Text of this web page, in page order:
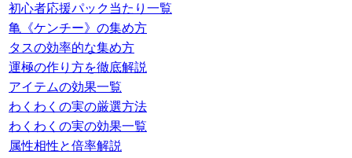
初心者応援パック当たり一覧
亀《ケンチー》の集め方
タスの効率的な集め方
運極の作り方を徹底解説
アイテムの効果一覧
わくわくの実の厳選方法
わくわくの実の効果一覧
属性相性と倍率解説